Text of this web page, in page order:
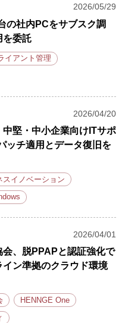
2026/05/29
の社内PCをサブスク調
を委託
イアント管理
2026/04/20
堅・中小企業向けITサポ
ッチ適用とデータ復旧を
スイノベーション
2026/04/01
、脱PPAPと認証強化で
イン準拠のクラウド環境
HENNGE One